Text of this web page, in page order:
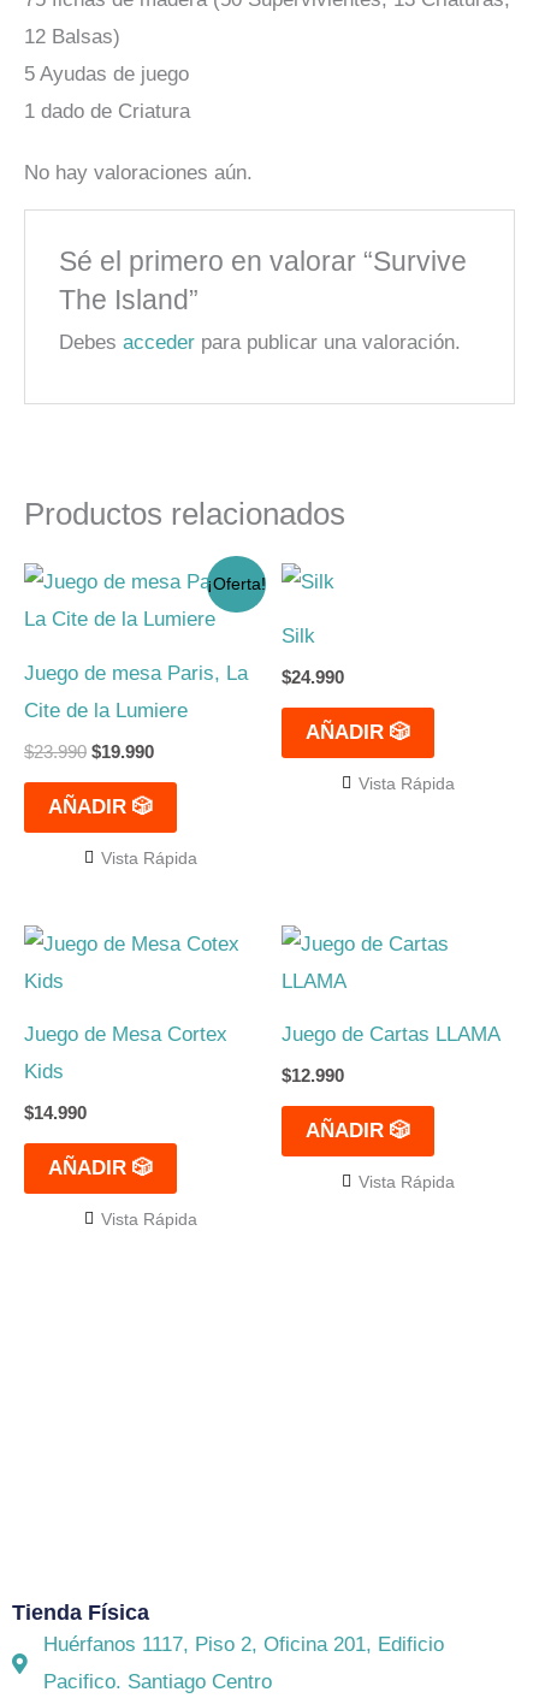
12 Balsas)
5 Ayudas de juego
1 dado de Criatura
No hay valoraciones aún.
Sé el primero en valorar “Survive
The Island”
Debesacceder para publicar una valoración.
Productos relacionados
¡Oferta!
Juego de mesa Paris, La
Cite de la Lumiere
$23.990
El
original
$23.990.
$19.990
El
actual
$19.990.
AÑADIR 🎲
Vista Rápida
Silk
$24.990
AÑADIR 🎲
Vista Rápida
Juego de Mesa Cortex
Kids
$14.990
AÑADIR 🎲
Vista Rápida
Juego de Cartas LLAMA
$12.990
AÑADIR 🎲
Vista Rápida
Tienda Física
Huérfanos 1117, Piso 2, Oficina 201, Edificio
Pacifico. Santiago Centro